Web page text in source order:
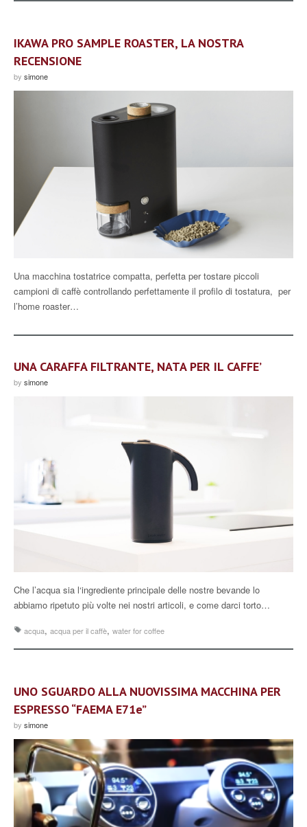
IKAWA PRO SAMPLE ROASTER, LA NOSTRA
RECENSIONE
by simone
Una macchina tostatrice compatta, perfetta per tostare piccoli
campioni di caffè controllando perfettamente il profilo di tostatura, per
l’home roaster…
UNA CARAFFA FILTRANTE, NATA PER IL CAFFE’
by simone
Che l’acqua sia l‘ingrediente principale delle nostre bevande lo
abbiamo ripetuto più volte nei nostri articoli, e come darci torto…
acqua, acqua per il caffè, water for coffee
UNO SGUARDO ALLA NUOVISSIMA MACCHINA PER
ESPRESSO “FAEMA E71e”
by simone